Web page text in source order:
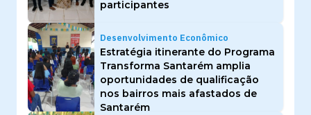
participantes
Desenvolvimento Econômico
Estratégia itinerante do Programa
Transforma Santarém amplia
oportunidades de qualificação
nos bairros mais afastados de
Santarém